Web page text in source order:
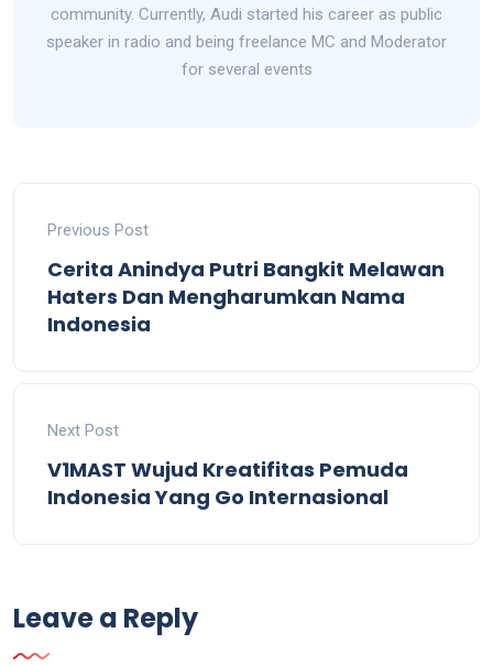
community. Currently, Audi started his career as public
speaker in radio and being freelance MC and Moderator
for several events
Previous Post
Cerita Anindya Putri Bangkit Melawan
Haters Dan Mengharumkan Nama
Indonesia
Next Post
V1MAST Wujud Kreatifitas Pemuda
Indonesia Yang Go Internasional
Leave a Reply